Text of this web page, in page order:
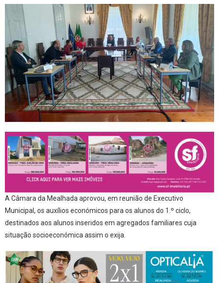
A Câmara da Mealhada aprovou, em reunião de Executivo
Municipal, os auxílios económicos para os alunos do 1.º ciclo,
destinados aos alunos inseridos em agregados familiares cuja
situação socioeconómica assim o exija.